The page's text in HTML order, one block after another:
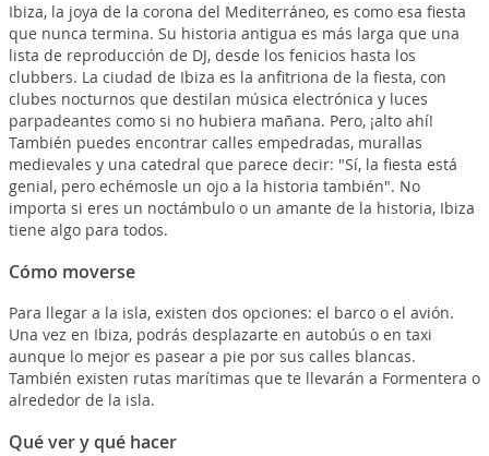
Ibiza, la joya de la corona del Mediterráneo, es como esa fiesta
que nunca termina. Su historia antigua es más larga que una
lista de reproducción de DJ, desde los fenicios hasta los
clubbers. La ciudad de Ibiza es la anfitriona de la fiesta, con
clubes nocturnos que destilan música electrónica y luces
parpadeantes como si no hubiera mañana. Pero, ¡alto ahí!
También puedes encontrar calles empedradas, murallas
medievales y una catedral que parece decir: "Sí, la fiesta está
genial, pero echémosle un ojo a la historia también". No
importa si eres un noctámbulo o un amante de la historia, Ibiza
tiene algo para todos.
Cómo moverse
Para llegar a la isla, existen dos opciones: el barco o el avión.
Una vez en Ibiza, podrás desplazarte en autobús o en taxi
aunque lo mejor es pasear a pie por sus calles blancas.
También existen rutas marítimas que te llevarán a Formentera o
alrededor de la isla.
Qué ver y qué hacer